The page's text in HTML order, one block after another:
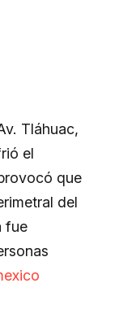
Tláhuac,
el
que
del
fue